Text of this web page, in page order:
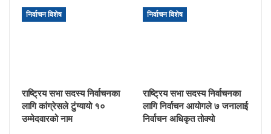
निर्वाचन विशेष
राष्ट्रिय सभा सदस्य निर्वाचनका
लागि कांग्रेसले टुंग्यायो १०
उम्मेदवारको नाम
निर्वाचन विशेष
राष्ट्रिय सभा सदस्य निर्वाचनका
लागि निर्वाचन आयोगले ७ जनालाई
निर्वाचन अधिकृत तोक्यो